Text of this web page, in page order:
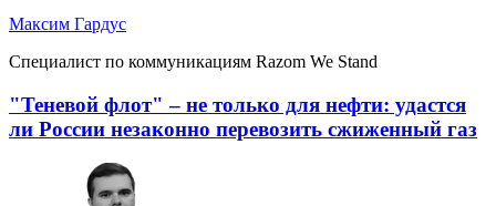
Максим Гардус
Специалист по коммуникациям Razom We Stand
"Теневой флот" – не только для нефти: удастся
ли России незаконно перевозить сжиженный газ